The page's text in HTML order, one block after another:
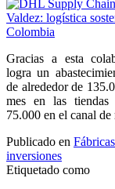
Gracias a esta
logra un
de alrededor de
mes en las
75.000 en el canal de
Publicado en
inversiones
Etiquetado como